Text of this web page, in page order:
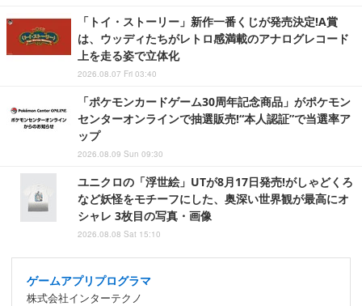
「トイ・ストーリー」新作一番くじが発売決定!A賞
は、ウッディたちがレトロ感満載のアナログレコード
上を走る姿で立体化
2026.08.07 Fri 03:40
「ポケモンカードゲーム30周年記念商品」がポケモン
センターオンラインで抽選販売!“本人認証”で当選率ア
ップ
2026.08.09 Sun 09:30
ユニクロの「浮世絵」UTが8月17日発売!がしゃどくろ
など妖怪をモチーフにした、奥深い世界観が最高にオ
シャレ 3枚目の写真・画像
2026.08.08 Sat 15:10
ゲームアプリプログラマ
株式会社インターテクノ